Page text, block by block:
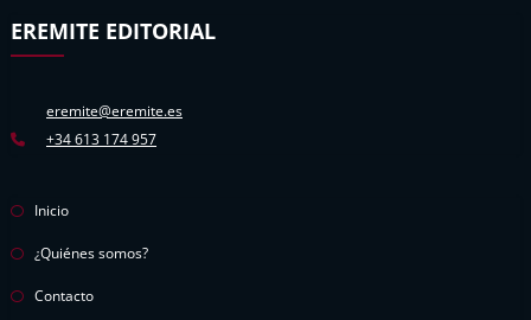
EREMITE EDITORIAL
eremite@eremite.es
+34 613 174 957
Inicio
¿Quiénes somos?
Contacto